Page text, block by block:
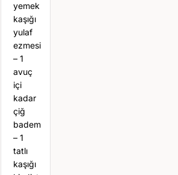
yemek
kaşığı
yulaf
ezmesi
– 1
avuç
içi
kadar
çiğ
badem
– 1
tatlı
kaşığı